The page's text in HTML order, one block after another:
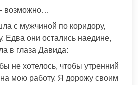
возможно…
с мужчиной по коридору,
Едва они остались наедине,
в глаза Давида:
не хотелось, чтобы утренний
мою работу. Я дорожу своим